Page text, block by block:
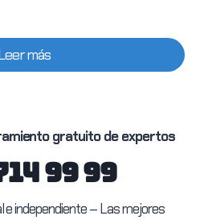
€.
más
gratuito de expertos
99 99
independiente – Las mejores